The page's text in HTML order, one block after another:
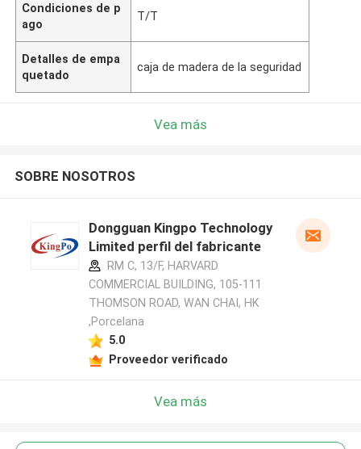
Condiciones de p
ago
T/T
Detalles de empa
quetado
caja de madera de la seguridad
Vea más
SOBRE NOSOTROS
Dongguan Kingpo Technology
Limited perfil del fabricante
RM C, 13/F, HARVARD
COMMERCIAL BUILDING, 105-111
THOMSON ROAD, WAN CHAI, HK
,Porcelana
5.0
Proveedor verificado
Vea más